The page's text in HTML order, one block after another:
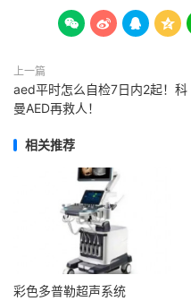
   
上一篇
aed平时怎么自检7日内2起！科
曼AED再救人！
相关推荐
彩色多普勒超声系统